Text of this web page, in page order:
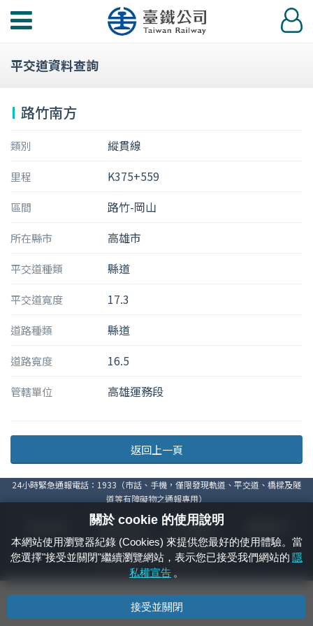
功
選
登
入
平交道資料查詢
路竹南方
類別 縱貫線
里程 K375+559
區間 路竹-岡山
所在縣市 高雄市
平交道種類 縣道
平交道寬度 17.3
道路種類 縣道
道路寬度 16.5
管轄單位 高雄運務段
返回上一頁
24小時緊急通報電話：1933（市話、手機，僅限發現軌道、平交道、橋樑及隧
道等有障礙物之通報專用）
資通安全政策 著作權聲明
國營臺灣鐵路股份有限公司 © 版權所有
本頁產生時間： 2026/08/09 15:26:39
關於 cookie 的使用說明
本網站使用瀏覽器紀錄 (Cookies) 來提供您最好的使用體驗。當
您選擇"接受並關閉"繼續瀏覽網站，表示您已接受我們網站的 隱
私權宣告 。
接受並關閉